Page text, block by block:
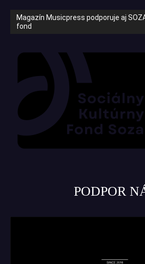
Magazín Musicpress podporuje aj
fond
PODPOR